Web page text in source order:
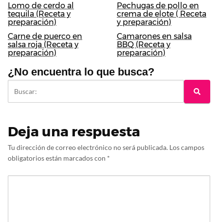
Lomo de cerdo al
tequila (Receta y
preparación)
Pechugas de pollo en
crema de elote ( Receta
y preparación)
Carne de puerco en
salsa roja (Receta y
preparación)
Camarones en salsa
BBQ (Receta y
preparación)
¿No encuentra lo que busca?
Deja una respuesta
Tu dirección de correo electrónico no será publicada. Los campos
obligatorios están marcados con *